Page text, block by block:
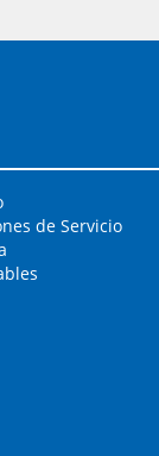
de Servicio